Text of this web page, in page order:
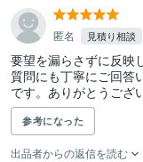
匿名 見積り相談
要望を漏らさずに反映
質問にも丁寧にご回答
です。ありがとうござ
参考になった
出品者からの返信を読む